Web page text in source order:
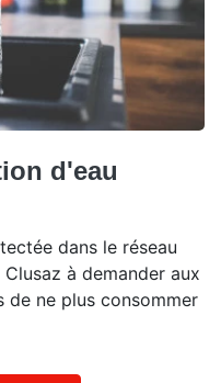
d'eau
dans le réseau
à demander aux
de ne plus consommer